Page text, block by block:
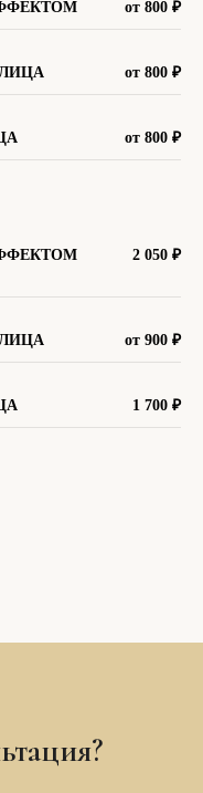
от 800 ₽
от 800 ₽
от 800 ₽
2 050 ₽
от 900 ₽
1 700 ₽